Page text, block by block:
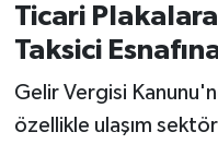
Ticari
Taksici
Gelir Vergisi
özellikle ulaşım